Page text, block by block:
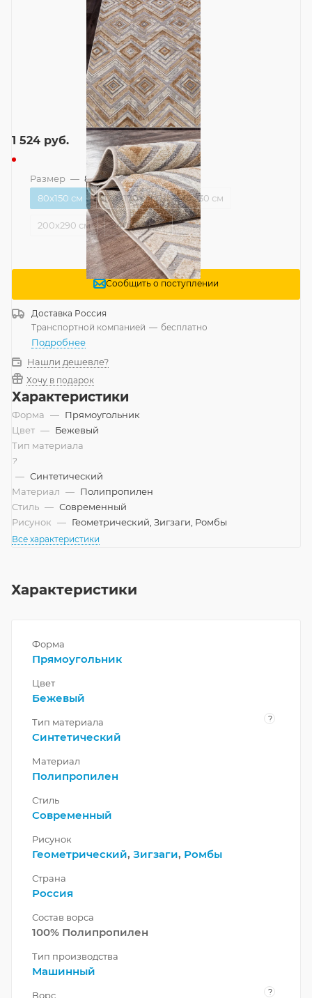
1 524 руб.
Размер — 80x150 см
80x150 см
120x170 см 160x230 см
200x290 см 240x340 см
Сообщить о поступлении
Доставка Россия
Транспортной компанией — бесплатно
Подробнее
Нашли дешевле?
Хочу в подарок
Характеристики
Форма — Прямоугольник
Цвет — Бежевый
Тип материала
?
— Синтетический
Материал — Полипропилен
Стиль — Современный
Рисунок — Геометрический, Зигзаги, Ромбы
Все характеристики
Характеристики
Форма
Прямоугольник
Цвет
Бежевый
Тип материала ?
Синтетический
Материал
Полипропилен
Стиль
Современный
Рисунок
Геометрический, Зигзаги, Ромбы
Страна
Россия
Состав ворса
100% Полипропилен
Тип производства
Машинный
Ворс ?